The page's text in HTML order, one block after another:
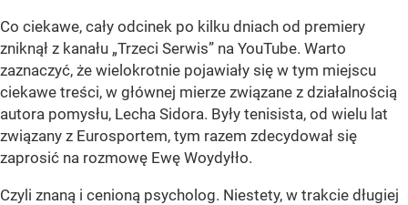
Co ciekawe, cały odcinek po kilku dniach od premiery
zniknął z kanału „Trzeci Serwis” na YouTube. Warto
zaznaczyć, że wielokrotnie pojawiały się w tym miejscu
ciekawe treści, w głównej mierze związane z działalnością
autora pomysłu, Lecha Sidora. Były tenisista, od wielu lat
związany z Eurosportem, tym razem zdecydował się
zaprosić na rozmowę Ewę Woydyłło.
Czyli znaną i cenioną psycholog. Niestety, w trakcie długiej